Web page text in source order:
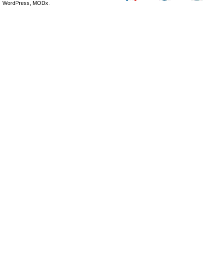
WordPress, MODx.